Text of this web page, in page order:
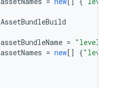
AssetBundleBuild
assetBundleName = "level2-
assetNames = new[] {"level2/